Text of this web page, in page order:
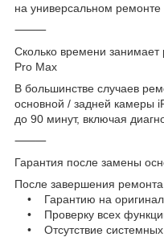
на универсальном ремонте
⸻
Сколько времени
Pro Max
В большинстве случаев
основной / задней камеры
до 90 минут, включая
⸻
Гарантия после замены
После завершения
• Гарантию на
• Проверку всех
• Отсутствие